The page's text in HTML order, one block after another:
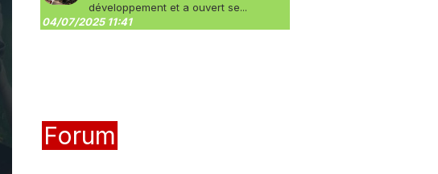
développement et a ouvert se...
04/07/2025 11:41
Forum